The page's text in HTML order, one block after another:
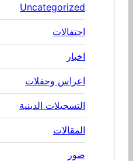
Uncategorized
احتفالات
اخبار
اعراس وحفلات
التسجيلات الدينية
المقالات
صور